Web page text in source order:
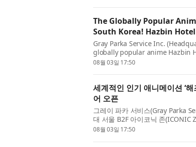
The Globally Popular
South Korea! Hazbin
Gray Parka Service Inc.
globally popular anime Hazbin
ICONIC ZONE on B2F of The
08월 03일 17:50
세계적인 인기 애니메이션 ‘
어 오픈
그레이 파카 서비스(Gray Parka
대 서울 B2F 아이코닉 존(ICONIC
호텔(Hazbin Hotel)’의 팝업 스토
08월 03일 17:50